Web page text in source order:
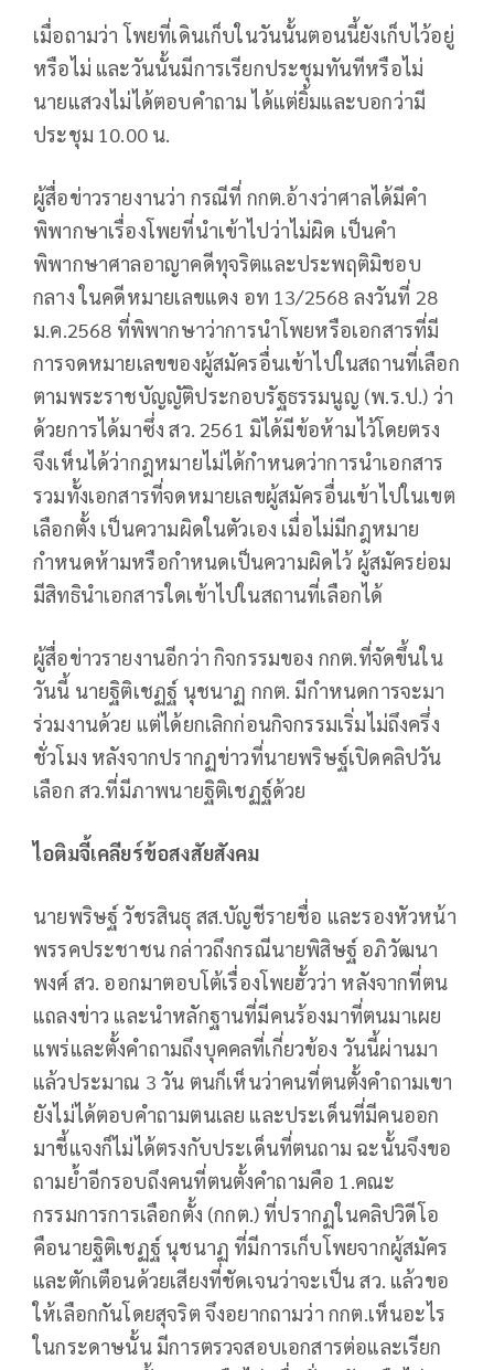
เมื่อถามว่า โพยที่เดินเก็บในวันนั้นตอนนี้ยังเก็บไว้อยู่
หรือไม่ และวันนั้นมีการเรียกประชุมทันทีหรือไม่
นายแสวงไม่ได้ตอบคำถาม ได้แต่ยิ้มและบอกว่ามี
ประชุม 10.00 น.
ผู้สื่อข่าวรายงานว่า กรณีที่ กกต.อ้างว่าศาลได้มีคำ
พิพากษาเรื่องโพยที่นำเข้าไปว่าไม่ผิด เป็นคำ
พิพากษาศาลอาญาคดีทุจริตและประพฤติมิชอบ
กลาง ในคดีหมายเลขแดง อท 13/2568 ลงวันที่ 28
ม.ค.2568 ที่พิพากษาว่าการนำโพยหรือเอกสารที่มี
การจดหมายเลขของผู้สมัครอื่นเข้าไปในสถานที่เลือก
ตามพระราชบัญญัติประกอบรัฐธรรมนูญ (พ.ร.ป.) ว่า
ด้วยการได้มาซึ่ง สว. 2561 มิได้มีข้อห้ามไว้โดยตรง
จึงเห็นได้ว่ากฎหมายไม่ได้กำหนดว่าการนำเอกสาร
รวมทั้งเอกสารที่จดหมายเลขผู้สมัครอื่นเข้าไปในเขต
เลือกตั้ง เป็นความผิดในตัวเอง เมื่อไม่มีกฎหมาย
กำหนดห้ามหรือกำหนดเป็นความผิดไว้ ผู้สมัครย่อม
มีสิทธินำเอกสารใดเข้าไปในสถานที่เลือกได้
ผู้สื่อข่าวรายงานอีกว่า กิจกรรมของ กกต.ที่จัดขึ้นใน
วันนี้ นายฐิติเชฏฐ์ นุชนาฏ กกต. มีกำหนดการจะมา
ร่วมงานด้วย แต่ได้ยกเลิกก่อนกิจกรรมเริ่มไม่ถึงครึ่ง
ชั่วโมง หลังจากปรากฏข่าวที่นายพริษฐ์เปิดคลิปวัน
เลือก สว.ที่มีภาพนายฐิติเชฏฐ์ด้วย
ไอติมจี้เคลียร์ข้อสงสัยสังคม
นายพริษฐ์ วัชรสินธุ สส.บัญชีรายชื่อ และรองหัวหน้า
พรรคประชาชน กล่าวถึงกรณีนายพิสิษฐ์ อภิวัฒนา
พงศ์ สว. ออกมาตอบโต้เรื่องโพยฮั้วว่า หลังจากที่ตน
แถลงข่าว และนำหลักฐานที่มีคนร้องมาที่ตนมาเผย
แพร่และตั้งคำถามถึงบุคคลที่เกี่ยวข้อง วันนี้ผ่านมา
แล้วประมาณ 3 วัน ตนก็เห็นว่าคนที่ตนตั้งคำถามเขา
ยังไม่ได้ตอบคำถามตนเลย และประเด็นที่มีคนออก
มาชี้แจงก็ไม่ได้ตรงกับประเด็นที่ตนถาม ฉะนั้นจึงขอ
ถามย้ำอีกรอบถึงคนที่ตนตั้งคำถามคือ 1.คณะ
กรรมการการเลือกตั้ง (กกต.) ที่ปรากฏในคลิปวิดีโอ
คือนายฐิติเชฏฐ์ นุชนาฏ ที่มีการเก็บโพยจากผู้สมัคร
และตักเตือนด้วยเสียงที่ชัดเจนว่าจะเป็น สว. แล้วขอ
ให้เลือกกันโดยสุจริต จึงอยากถามว่า กกต.เห็นอะไร
ในกระดาษนั้น มีการตรวจสอบเอกสารต่อและเรียก